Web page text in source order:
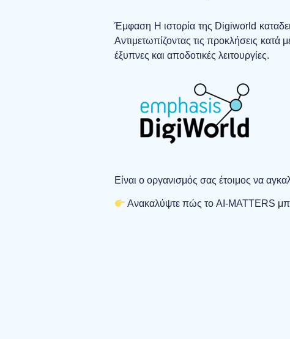
Έμφαση Η ιστορία της Digiworld
Αντιμετωπίζοντας τις προκλήσεις
έξυπνες και αποδοτικές λειτουργίες.
Είναι ο οργανισμός σας έτοιμος να
Ανακαλύψτε πώς το AI-MATTERS